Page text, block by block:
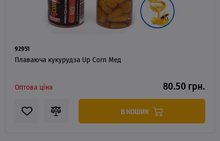
92951
Плаваюча кукурудза Up Corn Мед
Оптова ціна 80.50 грн.
В КОШИК